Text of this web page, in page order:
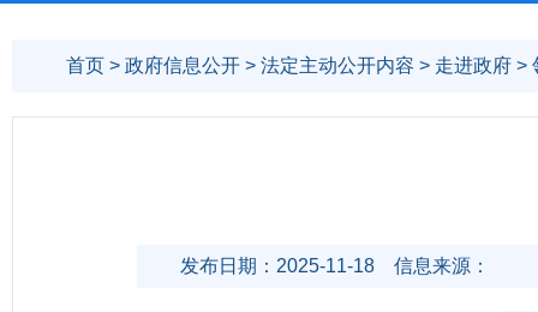
首页 > 政府信息公开 > 法定主动公开内容 > 走进政府 >
发布日期：2025-11-18 信息来源：